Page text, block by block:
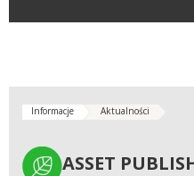
Informacje Aktualności
ASSET
ASSET